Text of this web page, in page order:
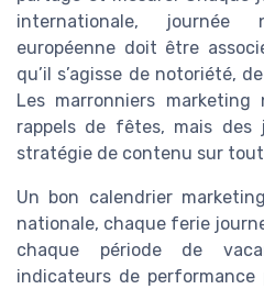
internationale, journée
européenne doit être
qu’il s’agisse de notoriété,
Les marronniers
rappels de fêtes, mais
stratégie de contenu sur
Un bon calendrier
nationale, chaque ferie
chaque période de
indicateurs de